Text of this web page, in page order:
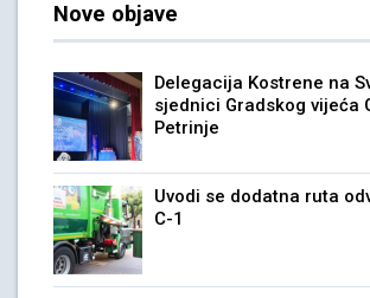
Nove objave
Delegacija Kostrene na
sjednici Gradskog vijeća
Petrinje
Uvodi se dodatna ruta
C-1